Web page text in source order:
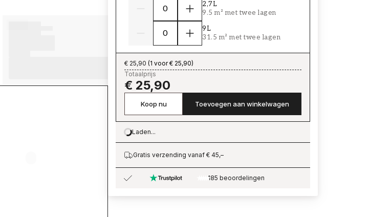
2,7L
9.5 m² met twee lagen
9L
31.5 m² met twee lagen
€ 25,90 (1 voor € 25,90)
Totaalprijs
€ 25,90
Koop nu Toevoegen aan winkelwagen
Loading…
Laden...
Gratis verzending vanaf € 45,–
185 beoordelingen